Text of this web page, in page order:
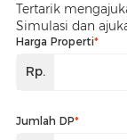
Tertarik
Simulasi dan
Harga Properti*
Rp.
Jumlah DP*